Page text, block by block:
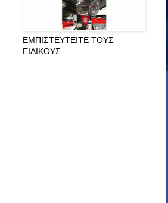
ΕΜΠΙΣΤΕΥΤΕΙΤΕ ΤΟΥΣ
ΕΙΔΙΚΟΥΣ